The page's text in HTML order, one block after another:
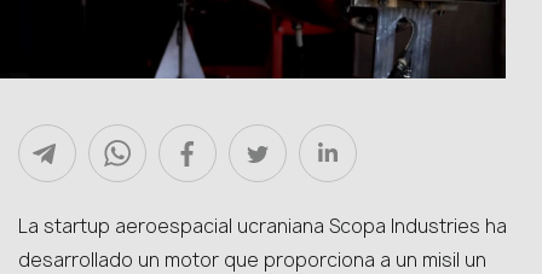
La startup aeroespacial ucraniana Scopa Industries ha
desarrollado un motor que proporciona a un misil un